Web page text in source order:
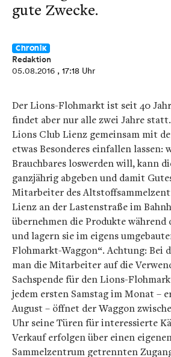
gute Zwecke.
Chronik
Redaktion
05.08.2016 , 17:18 Uhr
Der Lions-Flohmarkt ist seit 40
findet aber nur alle zwei Jahre
Lions Club Lienz gemeinsam mit
etwas Besonderes einfallen lassen:
Brauchbares loswerden will, kann
ganzjährig abgeben und damit
Mitarbeiter des
Lienz an der Lastenstraße im
übernehmen die Produkte
und lagern sie im eigens
Flohmarkt-Waggon“. Achtung: Bei
man die Mitarbeiter auf die
Sachspende für den Lions-
jedem ersten Samstag im Monat –
August – öffnet der Waggon
Uhr seine Türen für interessierte
Verkauf erfolgen über einen
Sammelzentrum getrennten